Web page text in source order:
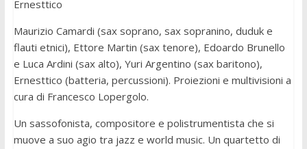
Ernesttico
Maurizio Camardi (sax soprano, sax sopranino, duduk e
flauti etnici), Ettore Martin (sax tenore), Edoardo Brunello
e Luca Ardini (sax alto), Yuri Argentino (sax baritono),
Ernesttico (batteria, percussioni). Proiezioni e multivisioni a
cura di Francesco Lopergolo.
Un sassofonista, compositore e polistrumentista che si
muove a suo agio tra jazz e world music. Un quartetto di